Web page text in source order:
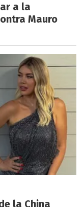
a la
Mauro
la China